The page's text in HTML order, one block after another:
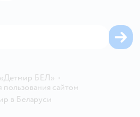
БЕЛ» •
сайтом
в Беларуси